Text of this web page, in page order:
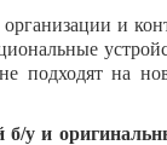
и
подходят на
б/у и